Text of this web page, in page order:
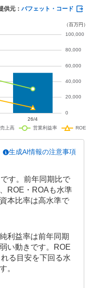
力する方針です。
供元： バフェット・コード
生成AI情報の注意事項
す。前年同期比で
ROE・ROAも水準
本比率は高水準で
利益率は前年同期
い動きです。ROE
る目安を下回る水
。